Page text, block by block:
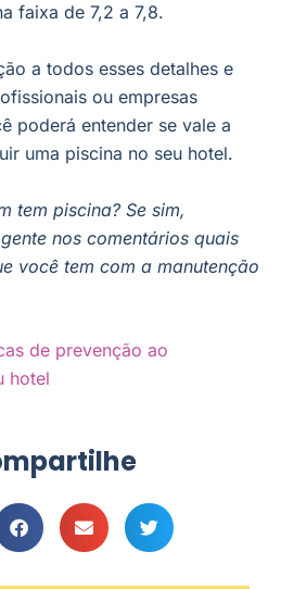
faixa de 7,2 a 7,8.
a todos esses detalhes e
ou empresas
poderá entender se vale a
uma piscina no seu hotel.
tem piscina? Se sim,
nos comentários quais
você tem com a manutenção
de prevenção ao
hotel